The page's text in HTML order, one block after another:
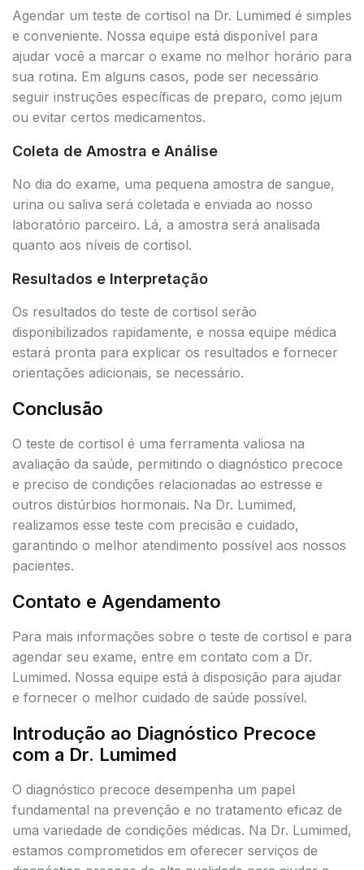
Agendar um teste de cortisol na Dr. Lumimed é simples
e conveniente. Nossa equipe está disponível para
ajudar você a marcar o exame no melhor horário para
sua rotina. Em alguns casos, pode ser necessário
seguir instruções específicas de preparo, como jejum
ou evitar certos medicamentos.
Coleta de Amostra e Análise
No dia do exame, uma pequena amostra de sangue,
urina ou saliva será coletada e enviada ao nosso
laboratório parceiro. Lá, a amostra será analisada
quanto aos níveis de cortisol.
Resultados e Interpretação
Os resultados do teste de cortisol serão
disponibilizados rapidamente, e nossa equipe médica
estará pronta para explicar os resultados e fornecer
orientações adicionais, se necessário.
Conclusão
O teste de cortisol é uma ferramenta valiosa na
avaliação da saúde, permitindo o diagnóstico precoce
e preciso de condições relacionadas ao estresse e
outros distúrbios hormonais. Na Dr. Lumimed,
realizamos esse teste com precisão e cuidado,
garantindo o melhor atendimento possível aos nossos
pacientes.
Contato e Agendamento
Para mais informações sobre o teste de cortisol e para
agendar seu exame, entre em contato com a Dr.
Lumimed. Nossa equipe está à disposição para ajudar
e fornecer o melhor cuidado de saúde possível.
Introdução ao Diagnóstico Precoce
com a Dr. Lumimed
O diagnóstico precoce desempenha um papel
fundamental na prevenção e no tratamento eficaz de
uma variedade de condições médicas. Na Dr. Lumimed,
estamos comprometidos em oferecer serviços de